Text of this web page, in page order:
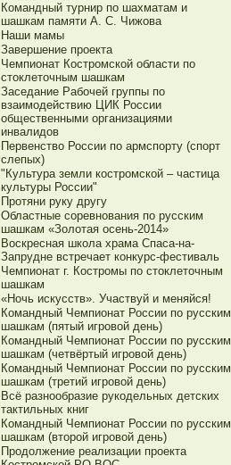
Командный турнир по шахматам и
шашкам памяти А. С. Чижова
Наши мамы
Завершение проекта
Чемпионат Костромской области по
стоклеточным шашкам
Заседание Рабочей группы по
взаимодействию ЦИК России
общественными организациями
инвалидов
Первенство России по армспорту (спорт
слепых)
"Культура земли костромской – частица
культуры России"
Протяни руку другу
Областные соревнования по русским
шашкам «Золотая осень-2014»
Воскресная школа храма Спаса-на-
Запрудне встречает конкурс-фестиваль
Чемпионат г. Костромы по стоклеточным
шашкам
«Ночь искусств». Участвуй и меняйся!
Командный Чемпионат России по русским
шашкам (пятый игровой день)
Командный Чемпионат России по русским
шашкам (четвёртый игровой день)
Командный Чемпионат России по русским
шашкам (третий игровой день)
Всё разнообразие рукодельных детских
тактильных книг
Командный Чемпионат России по русским
шашкам (второй игровой день)
Продолжение реализации проекта